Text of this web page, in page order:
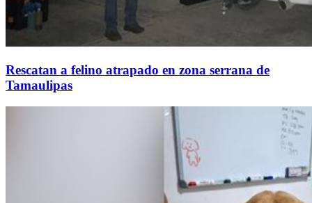
Rescatan a felino atrapado en zona serrana de
Tamaulipas